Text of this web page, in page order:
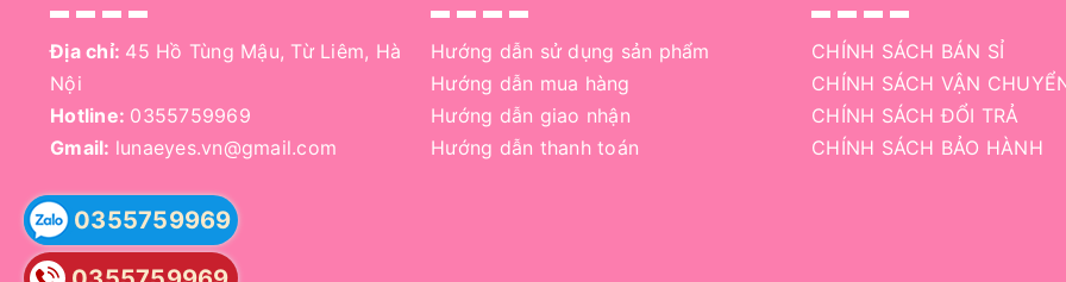
Địa chỉ: 45 Hồ Tùng Mậu, Từ Liêm, Hà
Nội
Hotline: 0355759969
Gmail: lunaeyes.vn@gmail.com
Hướng dẫn sử dụng sản phẩm
Hướng dẫn mua hàng
Hướng dẫn giao nhận
Hướng dẫn thanh toán
CHÍNH SÁCH BÁN SỈ
CHÍNH SÁCH VẬN
CHÍNH SÁCH ĐỔI TRẢ
CHÍNH SÁCH BẢO HÀNH
0355759969